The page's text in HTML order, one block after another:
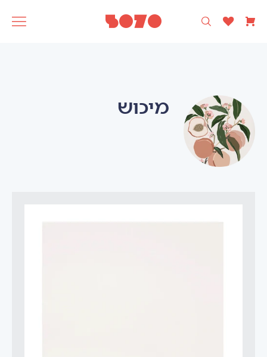
רק עיצוב ישראלי 🩵
אסופהSAGAתוצרת5070
מיכוש